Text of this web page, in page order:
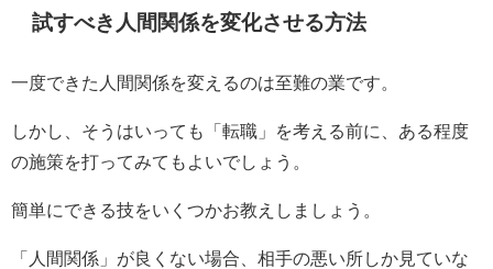
試すべき人間関係を変化させる方法
一度できた人間関係を変えるのは至難の業です。
しかし、そうはいっても「転職」を考える前に、ある程度
の施策を打ってみてもよいでしょう。
簡単にできる技をいくつかお教えしましょう。
「人間関係」が良くない場合、相手の悪い所しか見ていな